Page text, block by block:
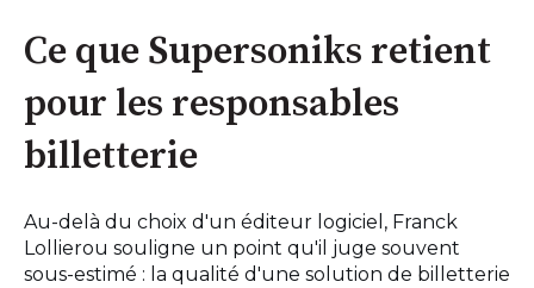
Ce que Supersoniks retient
pour les responsables
billetterie
Au-delà du choix d'un éditeur logiciel, Franck
Lollierou souligne un point qu'il juge souvent
sous-estimé : la qualité d'une solution de billetterie